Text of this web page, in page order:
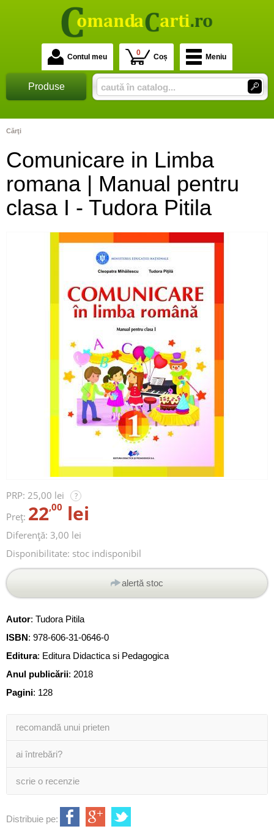
Contul meu 0 Coș Meniu
Produse
Cărţi
Comunicare in Limba
romana | Manual pentru
clasa I - Tudora Pitila
PRP: 25,00 lei ?
Preț: 22,00 lei
Diferență: 3,00 lei
Disponibilitate: stoc indisponibil
alertă stoc
Autor: Tudora Pitila
ISBN: 978-606-31-0646-0
Editura: Editura Didactica si Pedagogica
Anul publicării: 2018
Pagini: 128
recomandă unui prieten
ai întrebări?
scrie o recenzie
Distribuie pe: